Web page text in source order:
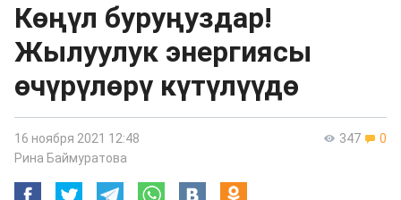
Көңүл буруңуздар!
Жылуулук энергиясы
өчүрүлөрү күтүлүүдө
347 0
16 ноября 2021 12:48
Рина Баймуратова